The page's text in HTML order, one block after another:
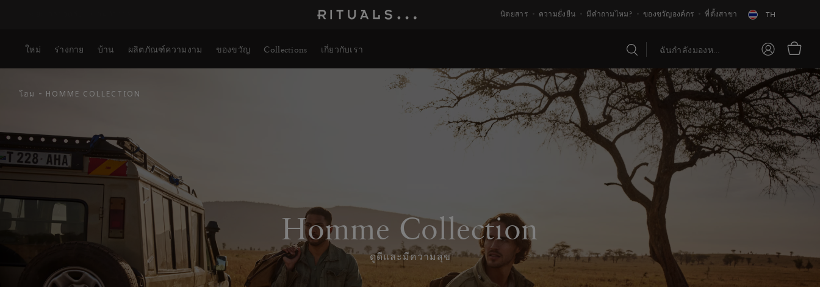
นิตยสาร ความยั่งยืน มีคำถามไหม? ของขวัญองค์กร ที่ตั้งสาขา TH
ใหม่ ร่างกาย บ้าน ผลิตภัณฑ์ความงาม ของขวัญ Collections เกี่ยวกับเรา
โฮม - HOMME COLLECTION
Homme Collection
ดูดีและมีความสุข